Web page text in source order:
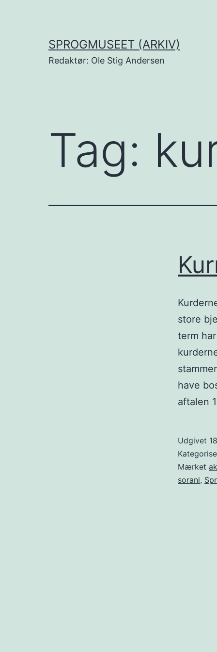
SPROGMUSEET (ARKIV)
Redaktør: Ole Stig Andersen
Tag:
store
term
have
aftalen
Udgivet
Mærket
sorani,